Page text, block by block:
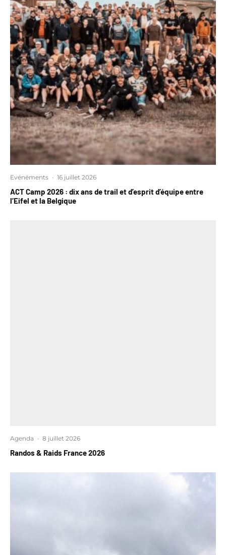
Evénéments · 16 juillet 2026
ACT Camp 2026 : dix ans de trail et d’esprit d’équipe entre
l’Eifel et la Belgique
Agenda · 8 juillet 2026
Randos & Raids France 2026